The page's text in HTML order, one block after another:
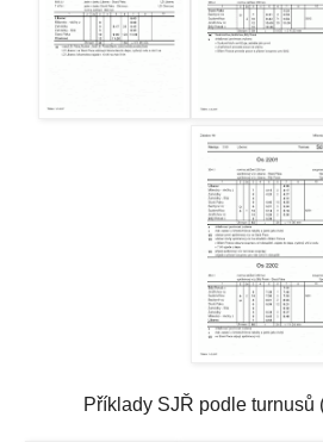
Příklady SJŘ podle turnusů